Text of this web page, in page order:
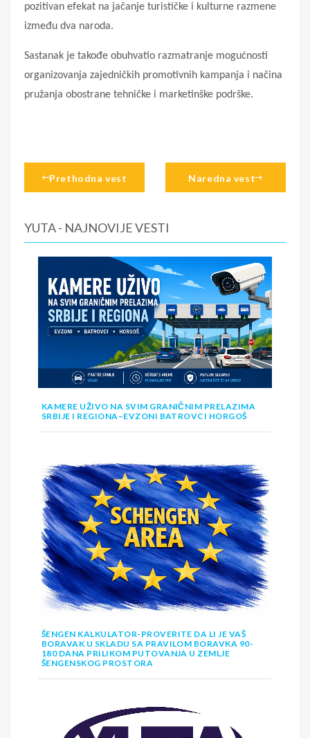
pozitivan efekat na jačanje turističke i kulturne razmene
između dva naroda.
Sastanak je takođe obuhvatio razmatranje mogućnosti
organizovanja zajedničkih promotivnih kampanja i načina
pružanja obostrane tehničke i marketinške podrške.
Prethodna vest Naredna vest
YUTA - NAJNOVIJE VESTI
KAMERE UŽIVO NA SVIM GRANIČNIM PRELAZIMA
SRBIJE I REGIONA–EVZONI BATROVCI HORGOŠ
ŠENGEN KALKULATOR-PROVERITE DA LI JE VAŠ
BORAVAK U SKLADU SA PRAVILOM BORAVKA 90-
180 DANA PRILIKOM PUTOVANJA U ZEMLJE
ŠENGENSKOG PROSTORA